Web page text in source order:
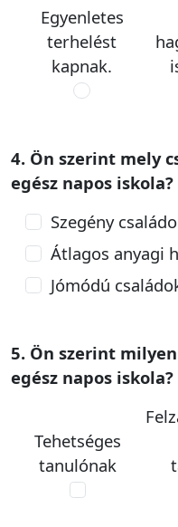
Egyenletes
terhelést
kapnak.
4. Ön szerint mely
egész napos iskola?
Szegény
Átlagos anyagi
Jómódú
5. Ön szerint
egész napos iskola?
Tehetséges
tanulónak